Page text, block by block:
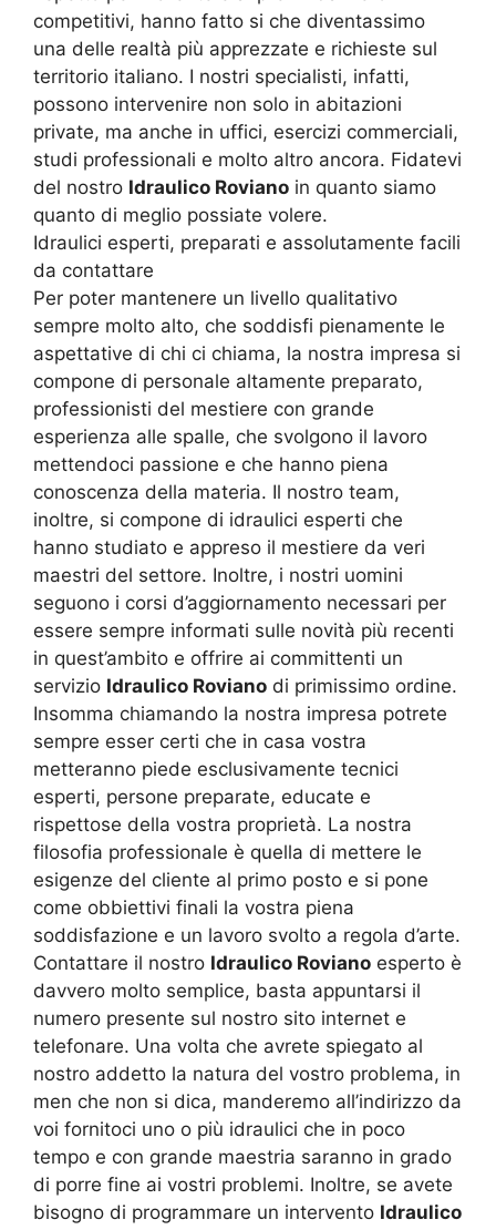
competitivi, hanno fatto si che diventassimo
una delle realtà più apprezzate e richieste sul
territorio italiano. I nostri specialisti, infatti,
possono intervenire non solo in abitazioni
private, ma anche in uffici, esercizi commerciali,
studi professionali e molto altro ancora. Fidatevi
del nostro Idraulico Roviano in quanto siamo
quanto di meglio possiate volere.
Idraulici esperti, preparati e assolutamente facili
da contattare
Per poter mantenere un livello qualitativo
sempre molto alto, che soddisfi pienamente le
aspettative di chi ci chiama, la nostra impresa si
compone di personale altamente preparato,
professionisti del mestiere con grande
esperienza alle spalle, che svolgono il lavoro
mettendoci passione e che hanno piena
conoscenza della materia. Il nostro team,
inoltre, si compone di idraulici esperti che
hanno studiato e appreso il mestiere da veri
maestri del settore. Inoltre, i nostri uomini
seguono i corsi d’aggiornamento necessari per
essere sempre informati sulle novità più recenti
in quest’ambito e offrire ai committenti un
servizio Idraulico Roviano di primissimo ordine.
Insomma chiamando la nostra impresa potrete
sempre esser certi che in casa vostra
metteranno piede esclusivamente tecnici
esperti, persone preparate, educate e
rispettose della vostra proprietà. La nostra
filosofia professionale è quella di mettere le
esigenze del cliente al primo posto e si pone
come obbiettivi finali la vostra piena
soddisfazione e un lavoro svolto a regola d’arte.
Contattare il nostro Idraulico Roviano esperto è
davvero molto semplice, basta appuntarsi il
numero presente sul nostro sito internet e
telefonare. Una volta che avrete spiegato al
nostro addetto la natura del vostro problema, in
men che non si dica, manderemo all’indirizzo da
voi fornitoci uno o più idraulici che in poco
tempo e con grande maestria saranno in grado
di porre fine ai vostri problemi. Inoltre, se avete
bisogno di programmare un intervento Idraulico